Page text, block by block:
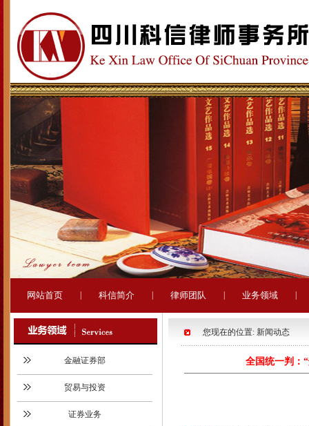
网站首页 科信简介 律师团队 业务领域
金融证券部
贸易与投资
证券业务
您现在的位置: 新闻动态
全国统一判：